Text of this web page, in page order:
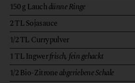
150gLauchdünne Ringe
2TLSojasauce
1/2TL Currypulver
1 TLIngwerfrisch, fein gehackt
1/2Bio-Zitroneabgeriebene Schale